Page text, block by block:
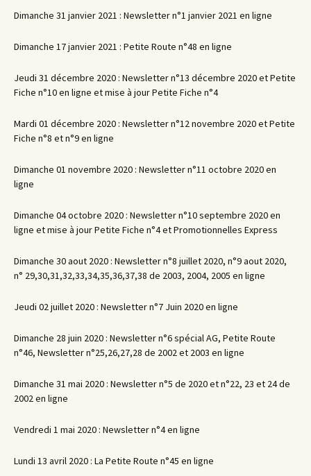
Dimanche 31 janvier 2021 : Newsletter n°1 janvier 2021 en ligne
Dimanche 17 janvier 2021 : Petite Route n°48 en ligne
Jeudi 31 décembre 2020 : Newsletter n°13 décembre 2020 et Petite
Fiche n°10 en ligne et mise à jour Petite Fiche n°4
Mardi 01 décembre 2020 : Newsletter n°12 novembre 2020 et Petite
Fiche n°8 et n°9 en ligne
Dimanche 01 novembre 2020 : Newsletter n°11 octobre 2020 en
ligne
Dimanche 04 octobre 2020 : Newsletter n°10 septembre 2020 en
ligne et mise à jour Petite Fiche n°4 et Promotionnelles Express
Dimanche 30 aout 2020 : Newsletter n°8 juillet 2020, n°9 aout 2020,
n° 29,30,31,32,33,34,35,36,37,38 de 2003, 2004, 2005 en ligne
Jeudi 02 juillet 2020 : Newsletter n°7 Juin 2020 en ligne
Dimanche 28 juin 2020 : Newsletter n°6 spécial AG, Petite Route
n°46, Newsletter n°25,26,27,28 de 2002 et 2003 en ligne
Dimanche 31 mai 2020 : Newsletter n°5 de 2020 et n°22, 23 et 24 de
2002 en ligne
Vendredi 1 mai 2020 : Newsletter n°4 en ligne
Lundi 13 avril 2020 : La Petite Route n°45 en ligne